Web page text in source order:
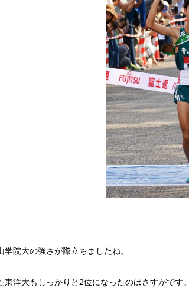
学院大の強さが際立ちましたね。
東洋大もしっかりと2位になったのはさすがです。